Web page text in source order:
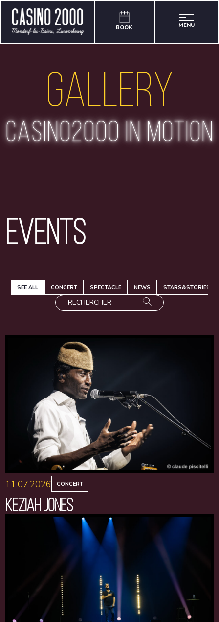
BOOK MENU
Gallery
casino2000 in motion
Events
SEE ALL CONCERT SPECTACLE NEWS STARS&STORIES
11.07.2026 CONCERT
KEZIAH JONES